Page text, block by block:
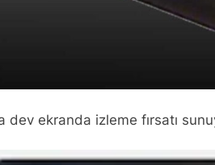
ekranda izleme fırsatı